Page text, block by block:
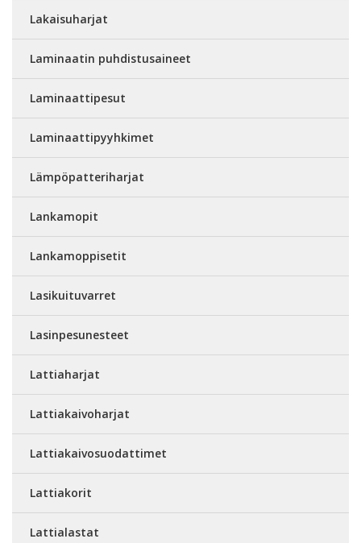
Lakaisuharjat
Laminaatin puhdistusaineet
Laminaattipesut
Laminaattipyyhkimet
Lämpöpatteriharjat
Lankamopit
Lankamoppisetit
Lasikuituvarret
Lasinpesunesteet
Lattiaharjat
Lattiakaivoharjat
Lattiakaivosuodattimet
Lattiakorit
Lattialastat